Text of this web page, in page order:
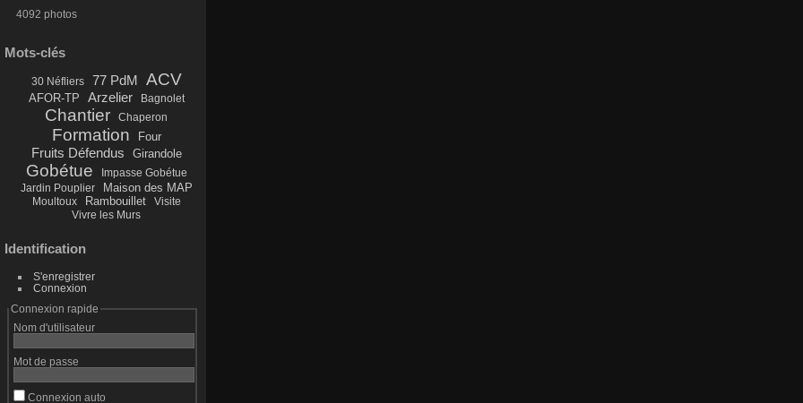
4092 photos
Mots-clés
30 Néfliers 77 PdM ACV
AFOR-TP Arzelier Bagnolet
Chantier Chaperon
Formation Four
Fruits Défendus Girandole
Gobétue
Impasse Gobétue
Jardin Pouplier
Maison des MAP
Moultoux Rambouillet
Visite
Vivre les Murs
Identification
S'enregistrer
Connexion
Connexion rapide
Nom d'utilisateur
Mot de passe
Connexion auto